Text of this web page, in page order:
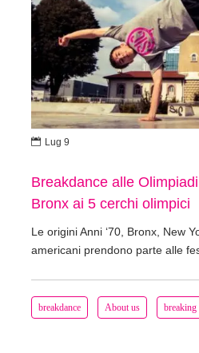
breakdance About us breaking
Breakdance alle
Bronx ai 5 cerchi olimpici
Le origini Anni ‘70, Bronx, New
americani prendono parte alle
 Lug 9